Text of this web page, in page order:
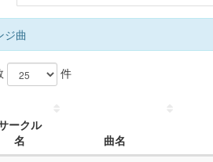
ジ曲
件
ークル
名
曲名